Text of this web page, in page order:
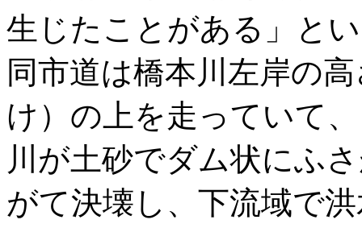
生じたことがある」と
同市道は橋本川左岸の
け）の上を走っていて
川が土砂でダム状にふ
がて決壊し、下流域で